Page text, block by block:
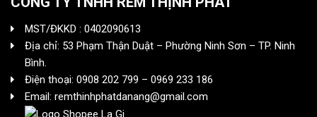
MST/ĐKKD : 0402090613
Địa chỉ: 53 Phạm Thận Duật – Phường Ninh Sơn – TP. Ninh
Bình.
Điện thoại: 0908 202 799 – 0969 233 186
Email: remthinhphatdanang@gmail.com